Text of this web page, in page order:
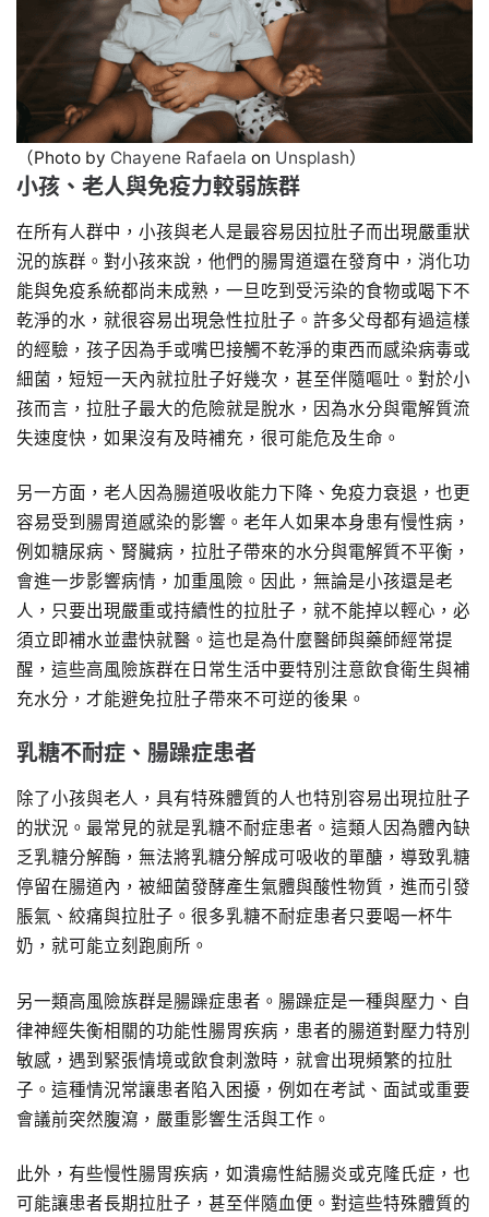
（Photo by Chayene Rafaela on Unsplash）
小孩、老人與免疫力較弱族群
在所有人群中，小孩與老人是最容易因拉肚子而出現嚴重狀
況的族群。對小孩來說，他們的腸胃道還在發育中，消化功
能與免疫系統都尚未成熟，一旦吃到受污染的食物或喝下不
乾淨的水，就很容易出現急性拉肚子。許多父母都有過這樣
的經驗，孩子因為手或嘴巴接觸不乾淨的東西而感染病毒或
細菌，短短一天內就拉肚子好幾次，甚至伴隨嘔吐。對於小
孩而言，拉肚子最大的危險就是脫水，因為水分與電解質流
失速度快，如果沒有及時補充，很可能危及生命。
另一方面，老人因為腸道吸收能力下降、免疫力衰退，也更
容易受到腸胃道感染的影響。老年人如果本身患有慢性病，
例如糖尿病、腎臟病，拉肚子帶來的水分與電解質不平衡，
會進一步影響病情，加重風險。因此，無論是小孩還是老
人，只要出現嚴重或持續性的拉肚子，就不能掉以輕心，必
須立即補水並盡快就醫。這也是為什麼醫師與藥師經常提
醒，這些高風險族群在日常生活中要特別注意飲食衛生與補
充水分，才能避免拉肚子帶來不可逆的後果。
乳糖不耐症、腸躁症患者
除了小孩與老人，具有特殊體質的人也特別容易出現拉肚子
的狀況。最常見的就是乳糖不耐症患者。這類人因為體內缺
乏乳糖分解酶，無法將乳糖分解成可吸收的單醣，導致乳糖
停留在腸道內，被細菌發酵產生氣體與酸性物質，進而引發
脹氣、絞痛與拉肚子。很多乳糖不耐症患者只要喝一杯牛
奶，就可能立刻跑廁所。
另一類高風險族群是腸躁症患者。腸躁症是一種與壓力、自
律神經失衡相關的功能性腸胃疾病，患者的腸道對壓力特別
敏感，遇到緊張情境或飲食刺激時，就會出現頻繁的拉肚
子。這種情況常讓患者陷入困擾，例如在考試、面試或重要
會議前突然腹瀉，嚴重影響生活與工作。
此外，有些慢性腸胃疾病，如潰瘍性結腸炎或克隆氏症，也
可能讓患者長期拉肚子，甚至伴隨血便。對這些特殊體質的